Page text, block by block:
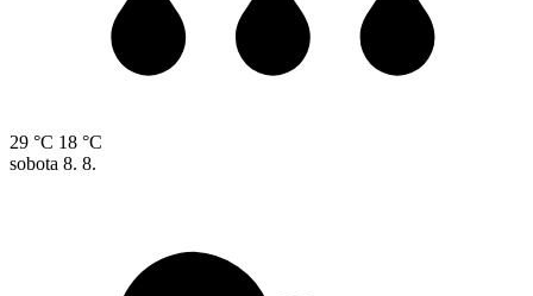
29 °C 18 °C
sobota 8. 8.